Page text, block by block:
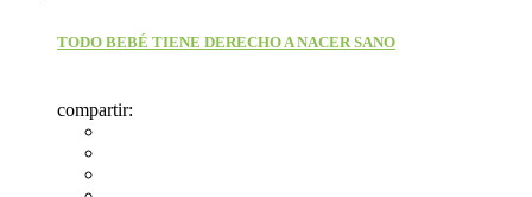
TODO BEBÉ TIENE DERECHO A NACER SANO
compartir: